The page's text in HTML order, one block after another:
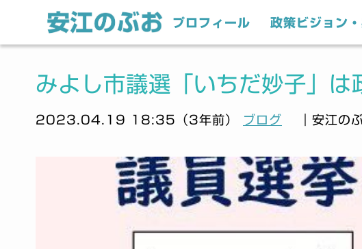
プロフィール 政策ビジョン
みよし市議選「いちだ妙子」
2023.04.19 18:35（3年前） ブログ ｜安江の